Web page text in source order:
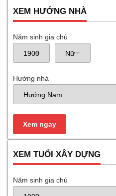
XEM HƯỚNG NHÀ
Năm sinh gia chủ
Hướng nhà
XEM TUỔI XÂY DỰNG
Năm sinh gia chủ